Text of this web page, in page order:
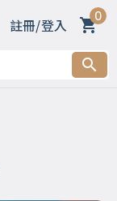
註冊/登入 0